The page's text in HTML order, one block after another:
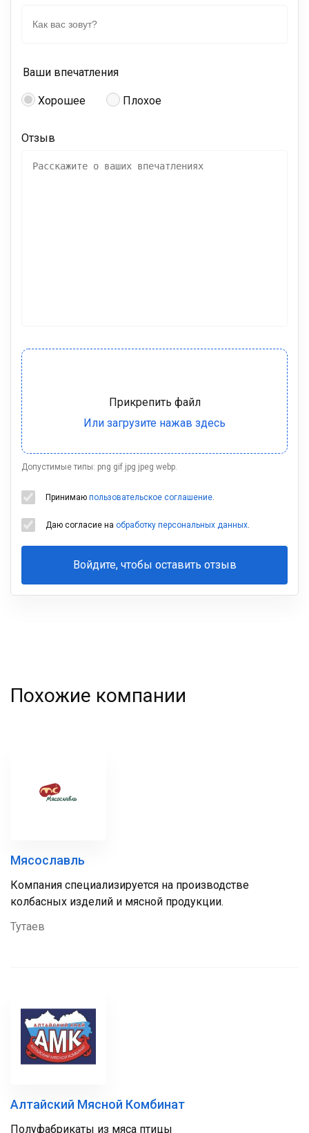
Ваши впечатления
Хорошее Плохое
Отзыв
Допустимые типы: png gif jpg jpeg webp.
Принимаю пользовательское соглашение.
Даю согласие на обработку персональных данных.
Войдите, чтобы оставить отзыв
Ваша
Похожие компании
Мясославль
Компания специализируется на производстве
колбасных изделий и мясной продукции.
Тутаев
Алтайский Мясной Комбинат
Полуфабрикаты из мяса птицы